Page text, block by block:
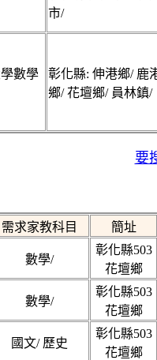
市/
數學
彰化縣: 伸港鄉/ 鹿
鄉/ 花壇鄉/ 員林鎮/
要
需求家教科目 簡址
數學/
彰化縣503
花壇鄉
數學/
彰化縣503
花壇鄉
國文/ 歷史
彰化縣503
花壇鄉